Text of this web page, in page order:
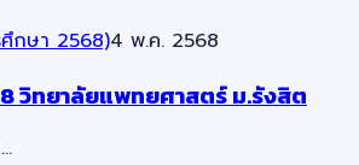
กษา 2568)4 พ.ค. 2568
วิทยาลัยแพทยศาสตร์ ม.รังสิต